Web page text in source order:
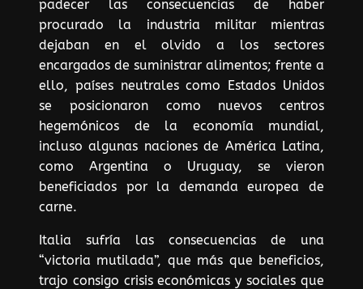
padecer las consecuencias de haber
procurado la industria militar mientras
dejaban en el olvido a los sectores
encargados de suministrar alimentos; frente a
ello, países neutrales como Estados Unidos
se posicionaron como nuevos centros
hegemónicos de la economía mundial,
incluso algunas naciones de América Latina,
como Argentina o Uruguay, se vieron
beneficiados por la demanda europea de
carne.
Italia sufría las consecuencias de una
“victoria mutilada”, que más que beneficios,
trajo consigo crisis económicas y sociales que